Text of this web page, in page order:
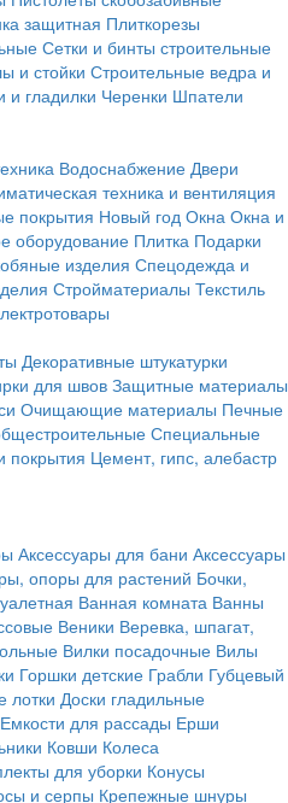
защитная Плиткорезы
Сетки и бинты строительные
и стойки Строительные ведра и
и гладилки Черенки Шпатели
Водоснабжение Двери
техника и вентиляция
покрытия Новый год Окна Окна и
оборудование Плитка Подарки
изделия Спецодежда и
Стройматериалы Текстиль
Декоративные штукатурки
для швов Защитные материалы
Очищающие материалы Печные
Специальные
покрытия Цемент, гипс, алебастр
Аксессуары для бани Аксессуары
опоры для растений Бочки,
Ванная комната Ванны
Веники Веревка, шпагат,
Вилки посадочные Вилы
Горшки детские Грабли Губцевый
лотки Доски гладильные
Емкости для рассады Ерши
Ковши Колеса
для уборки Конусы
и серпы Крепежные шнуры